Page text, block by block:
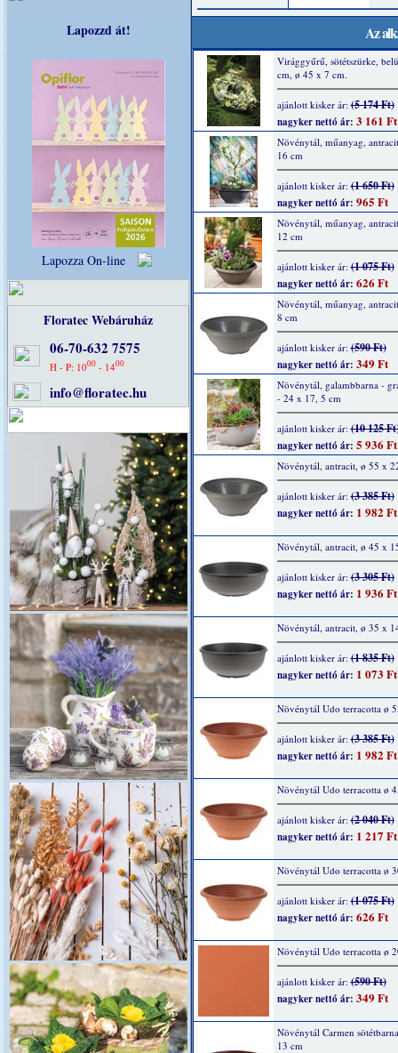
Lapozzd át!
Lapozza On-line
Floratec Webáruház
06-70-632 7575
H - P: 1000 - 1400
info@floratec.hu
Az
Virággyűrű, sötétszürke,
cm, ø 45 x 7 cm.
ajánlott kisker ár:(5 174 Ft)
nagyker nettó ár: 3 161 Ft
Növénytál, műanyag,
16 cm
ajánlott kisker ár:(1 650 Ft)
nagyker nettó ár: 965 Ft
Növénytál, műanyag,
12 cm
ajánlott kisker ár:(1 075 Ft)
nagyker nettó ár: 626 Ft
Növénytál, műanyag,
8 cm
ajánlott kisker ár:(590 Ft)
nagyker nettó ár: 349 Ft
Növénytál, galambbarna -
- 24 x 17, 5 cm
ajánlott kisker ár:(10 125
nagyker nettó ár: 5 936 Ft
Növénytál, antracit, ø 55 x
ajánlott kisker ár:(3 385 Ft)
nagyker nettó ár: 1 982 Ft
Növénytál, antracit, ø 45 x
ajánlott kisker ár:(3 305 Ft)
nagyker nettó ár: 1 936 Ft
Növénytál, antracit, ø 35 x
ajánlott kisker ár:(1 835 Ft)
nagyker nettó ár: 1 073 Ft
Növénytál Udo terracotta ø
ajánlott kisker ár:(3 385 Ft)
nagyker nettó ár: 1 982 Ft
Növénytál Udo terracotta ø
ajánlott kisker ár:(2 040 Ft)
nagyker nettó ár: 1 217 Ft
Növénytál Udo terracotta ø
ajánlott kisker ár:(1 075 Ft)
nagyker nettó ár: 626 Ft
Növénytál Udo terracotta ø
ajánlott kisker ár:(590 Ft)
nagyker nettó ár: 349 Ft
Növénytál Carmen
13 cm